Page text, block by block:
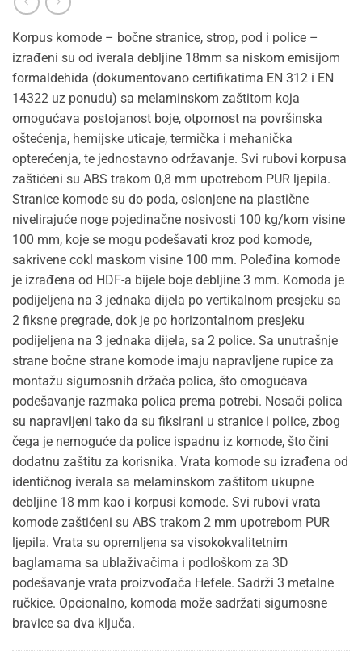
Korpus komode – bočne stranice, strop, pod i police –
izrađeni su od iverala debljine 18mm sa niskom emisijom
formaldehida (dokumentovano certifikatima EN 312 i EN
14322 uz ponudu) sa melaminskom zaštitom koja
omogućava postojanost boje, otpornost na površinska
oštećenja, hemijske uticaje, termička i mehanička
opterećenja, te jednostavno održavanje. Svi rubovi korpusa
zaštićeni su ABS trakom 0,8 mm upotrebom PUR ljepila.
Stranice komode su do poda, oslonjene na plastične
nivelirajuće noge pojedinačne nosivosti 100 kg/kom visine
100 mm, koje se mogu podešavati kroz pod komode,
sakrivene cokl maskom visine 100 mm. Poleđina komode
je izrađena od HDF-a bijele boje debljine 3 mm. Komoda je
podijeljena na 3 jednaka dijela po vertikalnom presjeku sa
2 fiksne pregrade, dok je po horizontalnom presjeku
podijeljena na 3 jednaka dijela, sa 2 police. Sa unutrašnje
strane bočne strane komode imaju napravljene rupice za
montažu sigurnosnih držača polica, što omogućava
podešavanje razmaka polica prema potrebi. Nosači polica
su napravljeni tako da su fiksirani u stranice i police, zbog
čega je nemoguće da police ispadnu iz komode, što čini
dodatnu zaštitu za korisnika. Vrata komode su izrađena od
identičnog iverala sa melaminskom zaštitom ukupne
debljine 18 mm kao i korpusi komode. Svi rubovi vrata
komode zaštićeni su ABS trakom 2 mm upotrebom PUR
ljepila. Vrata su opremljena sa visokokvalitetnim
baglamama sa ublaživačima i podloškom za 3D
podešavanje vrata proizvođača Hefele. Sadrži 3 metalne
ručkice. Opcionalno, komoda može sadržati sigurnosne
bravice sa dva ključa.